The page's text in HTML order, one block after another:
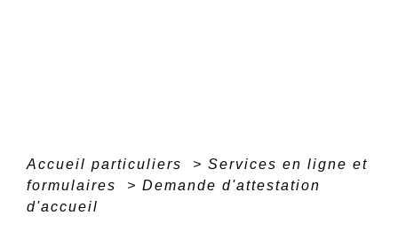
Accueil particuliers > Services en ligne et
formulaires
> Demande d'attestation
d'accueil